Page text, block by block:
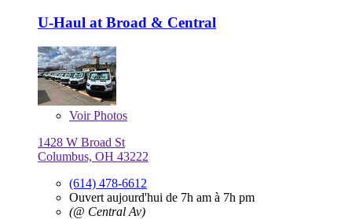
U-Haul at Broad & Central
VoirPhotos
1428 W Broad St
Columbus, OH 43222
(614) 478-6612
Ouvert aujourd'hui de 7h am à 7h pm
(@ Central Av)